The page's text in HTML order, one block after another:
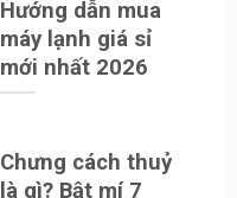
Hướng dẫn mua
máy lạnh giá sỉ
mới nhất 2026
Chưng cách thuỷ
là gì? Bật mí 7